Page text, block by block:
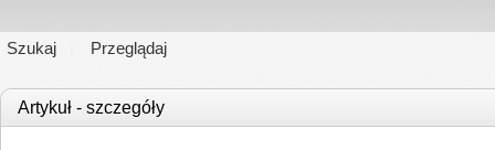
Szukaj Przeglądaj
Artykuł - szczegóły